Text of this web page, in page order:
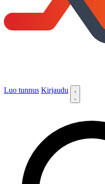
Luo tunnus Kirjaudu